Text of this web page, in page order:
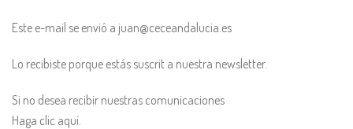
Este e-mail se envió a juan@ceceandalucia.es
Lo recibiste porque estás suscrit a nuestra newsletter.
Si no desea recibir nuestras comunicaciones
Haga clic aquí.